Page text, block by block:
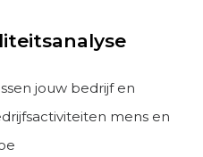
jouw bedrijf en
mens en